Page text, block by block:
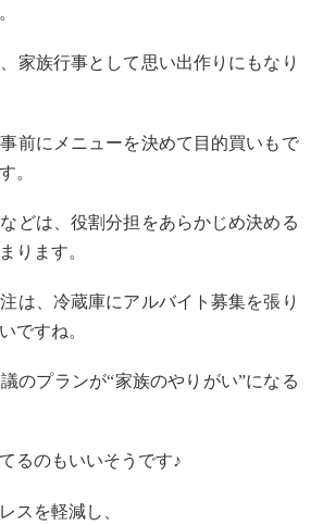
家族行事として思い出作りにもなり
前にメニューを決めて目的買いもで
。
どは、役割分担をあらかじめ決める
ります。
は、冷蔵庫にアルバイト募集を張り
ですね。
のプランが“家族のやりがい”になる
るのもいいそうです♪
スを軽減し、